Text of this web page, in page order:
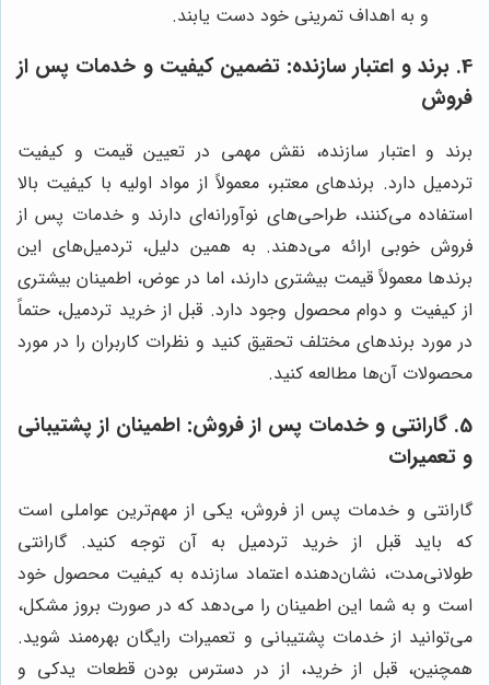
و به اهداف تمرینی خود دست یابند.
4. برند و اعتبار سازنده: تضمین کیفیت و خدمات پس از
فروش
برند و اعتبار سازنده، نقش مهمی در تعیین قیمت و کیفیت
تردمیل دارد. برندهای معتبر، معمولاً از مواد اولیه با کیفیت بالا
استفاده می‌کنند، طراحی‌های نوآورانه‌ای دارند و خدمات پس از
فروش خوبی ارائه می‌دهند. به همین دلیل، تردمیل‌های این
برندها معمولاً قیمت بیشتری دارند، اما در عوض، اطمینان بیشتری
از کیفیت و دوام محصول وجود دارد. قبل از خرید تردمیل، حتماً
در مورد برندهای مختلف تحقیق کنید و نظرات کاربران را در مورد
محصولات آن‌ها مطالعه کنید.
5. گارانتی و خدمات پس از فروش: اطمینان از پشتیبانی
و تعمیرات
گارانتی و خدمات پس از فروش، یکی از مهم‌ترین عواملی است
که باید قبل از خرید تردمیل به آن توجه کنید. گارانتی
طولانی‌مدت، نشان‌دهنده اعتماد سازنده به کیفیت محصول خود
است و به شما این اطمینان را می‌دهد که در صورت بروز مشکل،
می‌توانید از خدمات پشتیبانی و تعمیرات رایگان بهره‌مند شوید.
همچنین، قبل از خرید، از در دسترس بودن قطعات یدکی و